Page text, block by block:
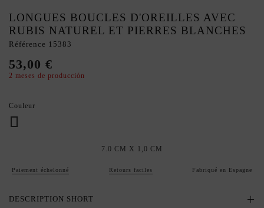
LONGUES BOUCLES D'OREILLES AVEC
RUBIS NATUREL ET PIERRES BLANCHES
Référence 15383
53,00 €
2 meses de producción
Couleur
7.0 CM X 1,0 CM
Paiement échelonné Retours faciles Fabriqué en Espagne
DESCRIPTION SHORT